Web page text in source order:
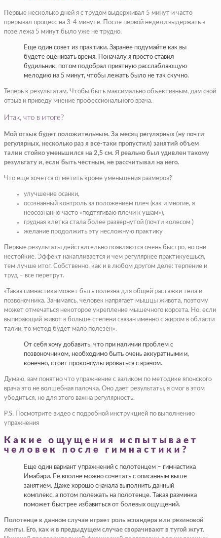
Первые несколько дней я с трудом выдерживал 5 минут и часто
прерывал процесс на 3-4 минуте. После первой недели выдержать в
позе лежа 5 минут было уже не трудно.
Еще один совет из практики. Заранее подумайте как вы
будете оценивать время. Поначалу я просто ставил
будильник, потом подобрал приятную расслабляющую
мелодию на 5 минут, чтобы лежать было не так скучно.
Теперь к результатам. Чтобы быть максимально объективным, дам свой
отзыв и приведу мнение профессионального врача.
Итак, что в итоге?
Мой отзыв будет положительным. За месяц регулярных (ну почти
регулярных, несколько раз я все-таки пропустил) занятий объем
талии стойко уменьшился на 2,5 см. Я реально был удивлен такому
результату и, если быть честным, не рассчитывал на него.
Что еще хочется отметить кроме уменьшения размеров?
улучшение осанки,
осознанный контроль за положением плеч (как и многие, я
неосознанно часто «подтягиваю плечи к ушам»),
грудная клетка стала более развернутой (почти колесом )
желание продолжить эту несложную практику
Первые результаты действительно появляются очень быстро, но они
нестойкие. Эффект накапливается и чем регулярнее практикуешься,
тем лучше итог. Собственно, как и в любом другом деле: терпение и
труд – все перетрут.
«Такая гимнастика может быть полезна для общей растяжки тела и
позвоночника. Занимаясь, человек напрягает мышцы живота, поэтому
может отмечаться некоторое укрепление мышечного корсета. Но, если
выпирающий живот в больше степени связан именно с жиром в области
талии, то метод будет мало полезен».
От себя хочу добавить, что при наличии проблем с
позвоночником, необходимо быть очень аккуратными и,
конечно, стоит проконсультироваться с врачом.
Думаю, вам понятно что упражнение с валиком по методике японского
врача это не волшебная палочка. Оно дает результаты, я смог в этом
убедиться, но для этого важна регулярность.
P.S. Посмотрите видео с подробной инструкцией по выполнению
упражнения
Какие ощущения испытывает
человек после гимнастики?
Еще один вариант упражнений с полотенцем – гимнастика
Имабари. Ее вполне можно сочетать с описанным выше
занятием. Даже хорошо сначала выполнить данный
комплекс, а потом полежать на полотенце. Такая разминка
поможет быстрее избавиться от болевых ощущений.
Полотенце в данном случае играет роль эспандера или резиновой
ленты. Его, как и в предыдущем случае сворачивают в тугой жгут.